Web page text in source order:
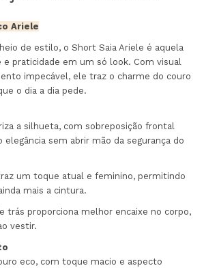
Ariele
de estilo, o Short Saia Ariele é aquela
e praticidade em um só look. Com visual
impecável, ele traz o charme do couro
o dia a dia pede.
a silhueta, com sobreposição frontal
elegância sem abrir mão da segurança do
um toque atual e feminino, permitindo
mais a cintura.
trás proporciona melhor encaixe no corpo,
vestir.
eco, com toque macio e aspecto